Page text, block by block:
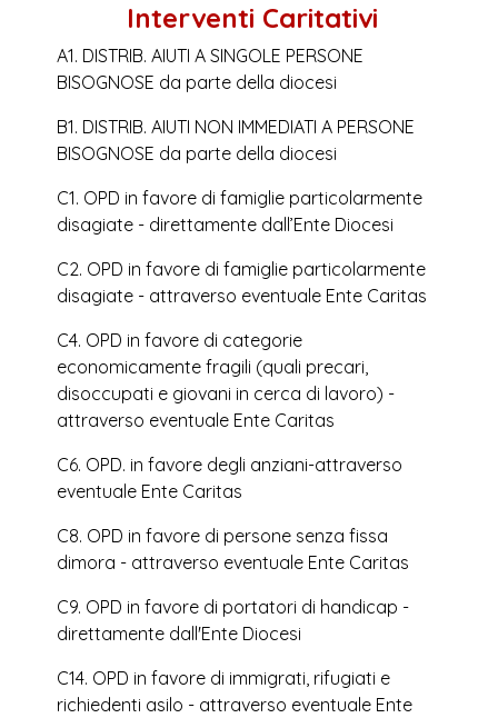
Interventi Caritativi
A1. DISTRIB. AIUTI A SINGOLE PERSONE
BISOGNOSE da parte della diocesi
B1. DISTRIB. AIUTI NON IMMEDIATI A PERSONE
BISOGNOSE da parte della diocesi
C1. OPD in favore di famiglie particolarmente
disagiate - direttamente dall’Ente Diocesi
C2. OPD in favore di famiglie particolarmente
disagiate - attraverso eventuale Ente Caritas
C4. OPD in favore di categorie
economicamente fragili (quali precari,
disoccupati e giovani in cerca di lavoro) -
attraverso eventuale Ente Caritas
C6. OPD. in favore degli anziani-attraverso
eventuale Ente Caritas
C8. OPD in favore di persone senza fissa
dimora - attraverso eventuale Ente Caritas
C9. OPD in favore di portatori di handicap -
direttamente dall'Ente Diocesi
C14. OPD in favore di immigrati, rifugiati e
richiedenti asilo - attraverso eventuale Ente